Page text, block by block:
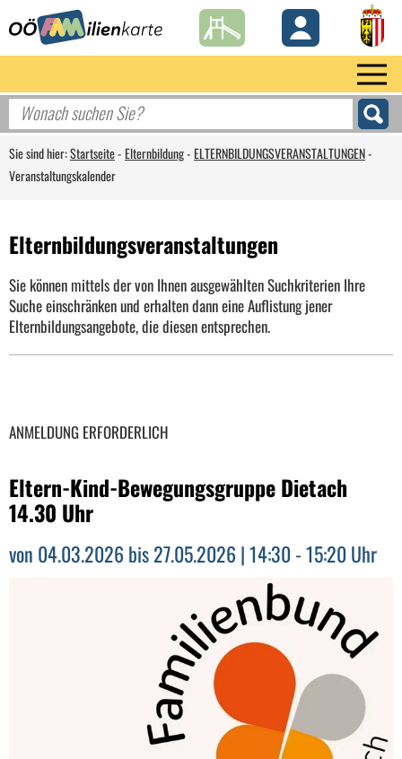
Sie sind hier:Startseite-Elternbildung-ELTERNBILDUNGSVERANSTALTUNGEN-
Veranstaltungskalender
Elternbildungsveranstaltungen
Sie können mittels der von Ihnen ausgewählten Suchkriterien Ihre
Suche einschränken und erhalten dann eine Auflistung jener
Elternbildungsangebote, die diesen entsprechen.
ANMELDUNG ERFORDERLICH
Eltern-Kind-Bewegungsgruppe Dietach
14.30 Uhr
von 04.03.2026 bis 27.05.2026 | 14:30 - 15:20 Uhr